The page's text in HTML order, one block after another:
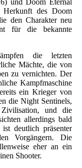
und Doom Eternal
Herkunft des Doom
den Charakter neu
für die bekannte
die letzten
Mächte, die von
zu vernichten. Der
Kampfmaschine
ein Krieger von
die Night Sentinels,
Zivilisation, und die
allerdings bald
deutlich präsenter
Vorgängern. Die
eher an ein
Shooter.